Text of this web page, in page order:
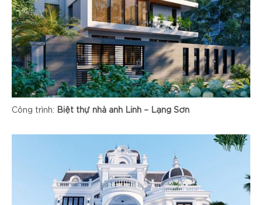
Công trình: Biệt thự nhà anh Linh – Lạng Sơn